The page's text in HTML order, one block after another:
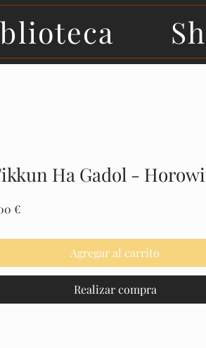
Ha Gadol -
€Precio
Agregar al carrito
Realizar compra